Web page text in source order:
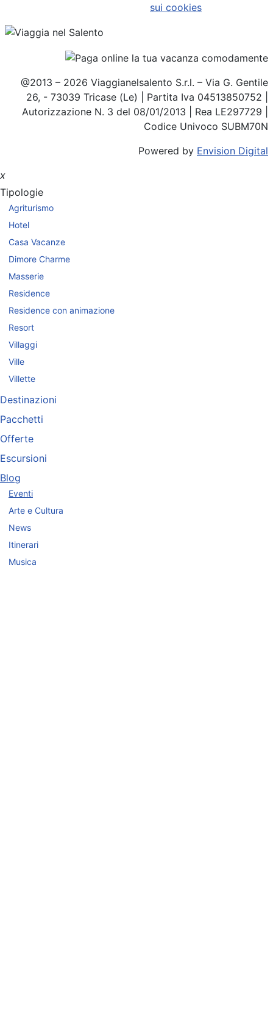
sui cookies
@2013 – 2026 Viaggianelsalento S.r.l. – Via G. Gentile
26, - 73039 Tricase (Le) | Partita Iva 04513850752 |
Autorizzazione N. 3 del 08/01/2013 | Rea LE297729 |
Codice Univoco SUBM70N
Powered by Envision Digital
x
Tipologie
Agriturismo
Hotel
Casa Vacanze
Dimore Charme
Masserie
Residence
Residence con animazione
Resort
Villaggi
Ville
Villette
Destinazioni
Pacchetti
Offerte
Escursioni
Blog
Eventi
Arte e Cultura
News
Itinerari
Musica